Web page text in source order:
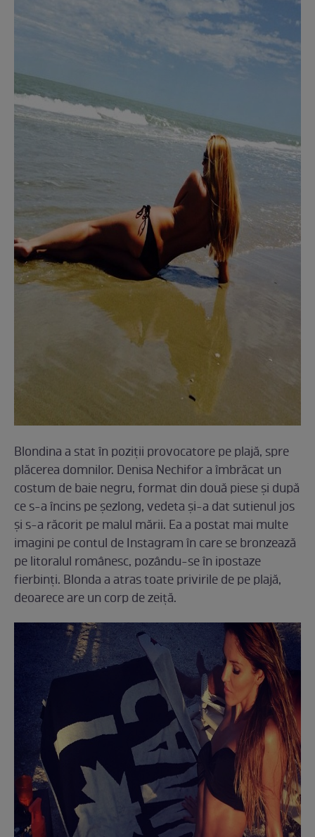
Blondina a stat în poziţii provocatore pe plajă, spre
plăcerea domnilor. Denisa Nechifor a îmbrăcat un
costum de baie negru, format din două piese şi după
ce s-a încins pe şezlong, vedeta şi-a dat sutienul jos
şi s-a răcorit pe malul mării. Ea a postat mai multe
imagini pe contul de Instagram în care se bronzează
pe litoralul românesc, pozându-se în ipostaze
fierbinţi. Blonda a atras toate privirile de pe plajă,
deoarece are un corp de zeiţă.